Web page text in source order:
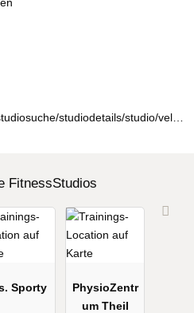
studiodetails/studio/velbert/
FitnessStudios
Sporty
PhysioZentr
um Theil